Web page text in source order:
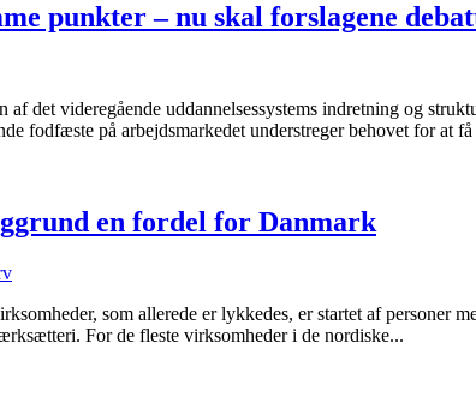
punkter – nu skal forslagene
det videregående uddannelsessystems indretning og
fodfæste på arbejdsmarkedet understreger behovet for at få
en fordel for Danmark
som allerede er lykkedes, er startet af personer
For de fleste virksomheder i de nordiske...